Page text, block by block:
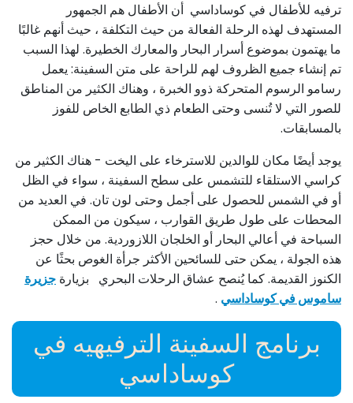
ترفيه للأطفال في كوساداسي أن الأطفال هم الجمهور
المستهدف لهذه الرحلة الفعالة من حيث التكلفة ، حيث أنهم غالبًا
ما يهتمون بموضوع أسرار البحار والمعارك الخطيرة. لهذا السبب
تم إنشاء جميع الظروف لهم للراحة على متن السفينة: يعمل
رسامو الرسوم المتحركة ذوو الخبرة ، وهناك الكثير من المناطق
للصور التي لا تُنسى وحتى الطعام ذي الطابع الخاص للفوز
بالمسابقات.
يوجد أيضًا مكان للوالدين للاسترخاء على اليخت - هناك الكثير من
كراسي الاستلقاء للتشمس على سطح السفينة ، سواء في الظل
أو في الشمس للحصول على أجمل وحتى لون تان. في العديد من
المحطات على طول طريق القوارب ، سيكون من الممكن
السباحة في أعالي البحار أو الخلجان اللازوردية. من خلال حجز
هذه الجولة ، يمكن حتى للسائحين الأكثر جرأة الغوص بحثًا عن
الكنوز القديمة. كما يُنصح عشاق الرحلات البحري بزيارة جزيرة
ساموس في كوساداسي .
برنامج السفينة الترفيهيه في
كوساداسي